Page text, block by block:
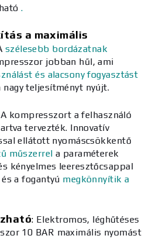
.
a maximális
szélesebb bordázatnak
jobban hűl, ami
és alacsony fogyasztást
nagy teljesítményt nyújt.
A kompresszort a felhasználó
tervezték. Innovatív
ellátott nyomáscsökkentő
műszerrel a paraméterek
kényelmes leeresztőcsappal
a fogantyú megkönnyítik a
: Elektromos, léghűtéses
10 BAR maximális nyomást